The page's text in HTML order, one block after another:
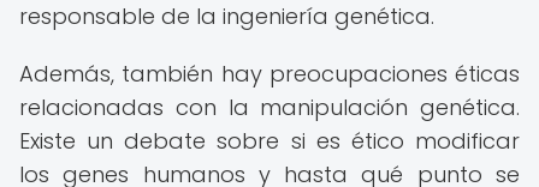
responsable de la ingeniería genética.
Además, también hay preocupaciones éticas
relacionadas con la manipulación genética.
Existe un debate sobre si es ético modificar
los genes humanos y hasta qué punto se